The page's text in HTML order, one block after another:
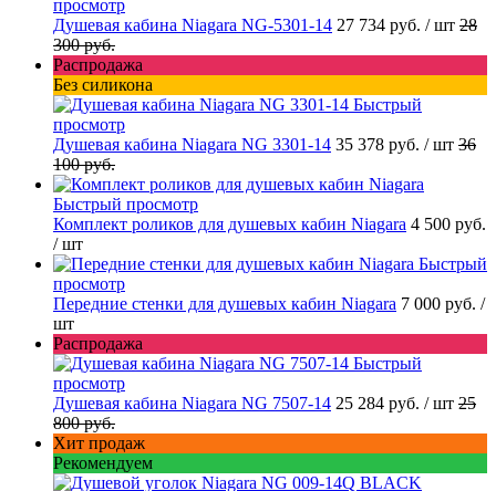
просмотр
Душевая кабина Niagara NG-5301-14 27 734 руб. / шт 28
300 руб.
Распродажа
Без силикона
Быстрый
просмотр
Душевая кабина Niagara NG 3301-14 35 378 руб. / шт 36
100 руб.
Быстрый просмотр
Комплект роликов для душевых кабин Niagara 4 500 руб.
/ шт
Быстрый
просмотр
Передние стенки для душевых кабин Niagara 7 000 руб. /
шт
Распродажа
Быстрый
просмотр
Душевая кабина Niagara NG 7507-14 25 284 руб. / шт 25
800 руб.
Хит продаж
Рекомендуем